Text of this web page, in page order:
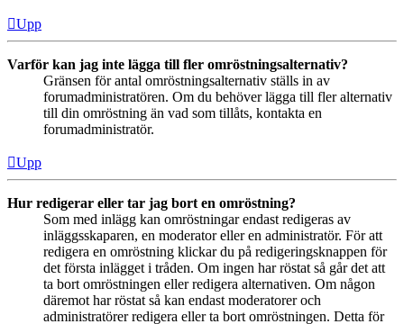
Upp
Varför kan jag inte lägga till fler omröstningsalternativ?
Gränsen för antal omröstningsalternativ ställs in av
forumadministratören. Om du behöver lägga till fler alternativ
till din omröstning än vad som tillåts, kontakta en
forumadministratör.
Upp
Hur redigerar eller tar jag bort en omröstning?
Som med inlägg kan omröstningar endast redigeras av
inläggsskaparen, en moderator eller en administratör. För att
redigera en omröstning klickar du på redigeringsknappen för
det första inlägget i tråden. Om ingen har röstat så går det att
ta bort omröstningen eller redigera alternativen. Om någon
däremot har röstat så kan endast moderatorer och
administratörer redigera eller ta bort omröstningen. Detta för